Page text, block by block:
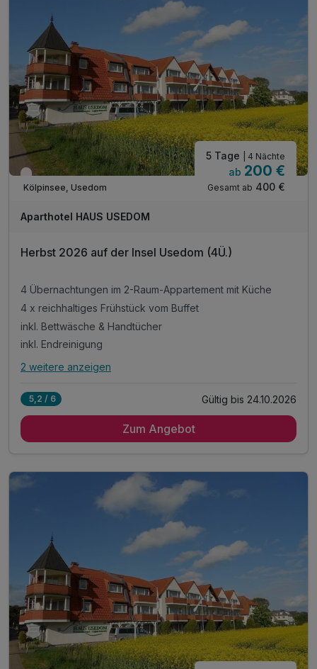
Wieder frei ab September
Kölpinsee, Usedom
5 Tage | 4 Nächte
ab 200 €
Gesamt ab 400 €
Aparthotel HAUS USEDOM
Herbst 2026 auf der Insel Usedom (4Ü.)
4 Übernachtungen im 2-Raum-Appartement mit Küche
4 x reichhaltiges Frühstück vom Buffet
inkl. Bettwäsche & Handtücher
inkl. Endreinigung
Alle Inklusivleistungen
4 x reichhaltiges Frühstück vom Buffet
inkl. Gas/Wasser/Strom
2 weitere anzeigen
5,2 / 6 Gültig bis 24.10.2026
Zum Angebot